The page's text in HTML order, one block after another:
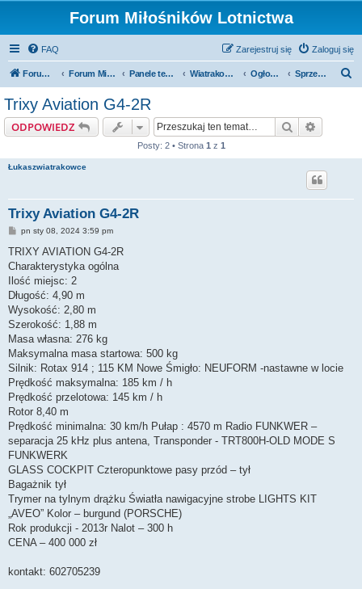
Forum Miłośników Lotnictwa
FAQ Zaloguj się
Zarejestruj się
Forum Miłośników Lotnictwa Forum Miłośników Lotnictwa Panele tematyczne Wiatrakowce Ogłoszenia Sprzedam
Trixy Aviation G4-2R
ODPOWIEDZ Szukaj
Posty: 2 • Strona 1 z 1
Łukaszwiatrakowce
Trixy Aviation G4-2R
P
s
pn sty 08, 2024 3:59 pm
TRIXY AVIATION G4-2R
Charakterystyka ogólna
Ilość miejsc: 2
Długość: 4,90 m
Wysokość: 2,80 m
Szerokość: 1,88 m
Masa własna: 276 kg
Maksymalna masa startowa: 500 kg
Silnik: Rotax 914 ; 115 KM Nowe Śmigło: NEUFORM -nastawne w locie
Prędkość maksymalna: 185 km / h
Prędkość przelotowa: 145 km / h
Rotor 8,40 m
Prędkość minimalna: 30 km/h Pułap : 4570 m Radio FUNKWER –
separacja 25 kHz plus antena, Transponder - TRT800H-OLD MODE S
FUNKWERK
GLASS COCKPIT Czteropunktowe pasy przód – tył
Bagażnik tył
Trymer na tylnym drążku Światła nawigacyjne strobe LIGHTS KIT
„AVEO” Kolor – burgund (PORSCHE)
Rok produkcji - 2013r Nalot – 300 h
CENA – 400 000 zł
kontakt: 602705239